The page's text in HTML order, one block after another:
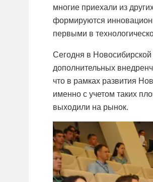
многие приехали из
формируются
первыми в
Сегодня в
дополнительных
что в рамках развития
именно с учетом таких
выходили на рынок.